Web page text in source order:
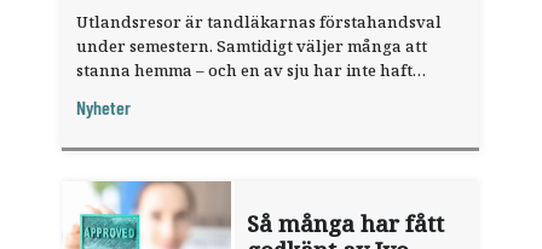
Utlandsresor är tandläkarnas förstahandsval
under semestern. Samtidigt väljer många att
stanna hemma – och en av sju har inte haft
fråga".
Nyheter
Så många har fått